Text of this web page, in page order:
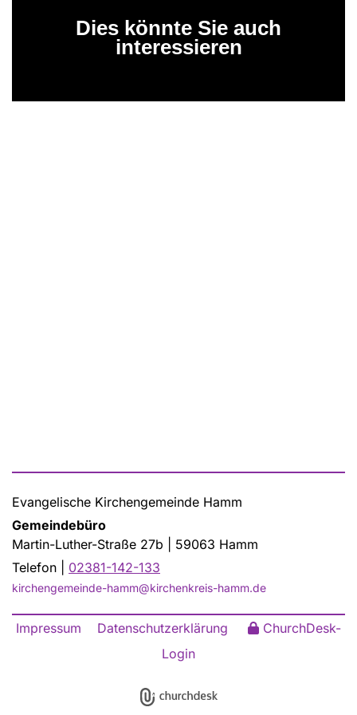
Dies könnte Sie auch
interessieren
Evangelische Kirchengemeinde Hamm
Gemeindebüro
Martin-Luther-Straße 27b | 59063 Hamm
Telefon | 02381-142-133
kirchengemeinde-hamm@kirchenkreis-hamm.de
Impressum Datenschutzerklärung
ChurchDesk-
Login